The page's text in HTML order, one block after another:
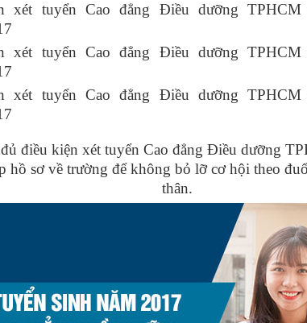
xét tuyển Cao đẳng Điều dưỡng
xét tuyển Cao đẳng Điều dưỡng
xét tuyển Cao đẳng Điều dưỡng
điều kiện xét tuyển Cao đẳng Điều dưỡng
hồ sơ về trường để không bỏ lỡ cơ hội theo
thân.